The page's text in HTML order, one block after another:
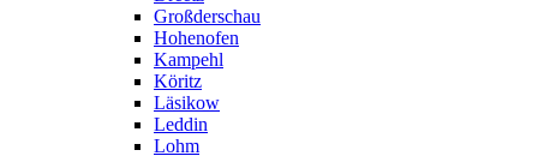
Großderschau
Hohenofen
Kampehl
Köritz
Läsikow
Leddin
Lohm